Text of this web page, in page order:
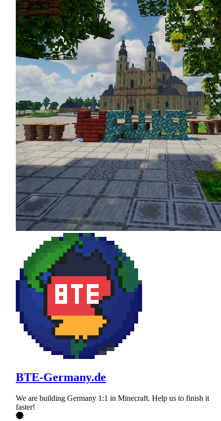
BTE-Germany.de
We are building Germany 1:1 in Minecraft. Help us to finish it
faster!